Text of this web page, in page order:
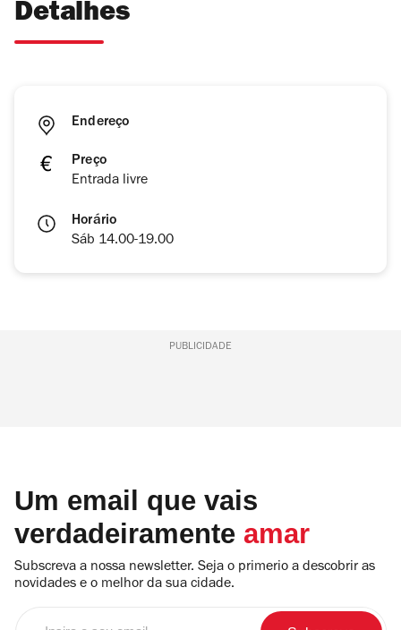
Detalhes
Endereço
Preço
Entrada livre
Horário
Sáb 14.00-19.00
PUBLICIDADE
Um email que vais
verdadeiramente amar
Subscreva a nossa newsletter. Seja o primerio a descobrir as
novidades e o melhor da sua cidade.